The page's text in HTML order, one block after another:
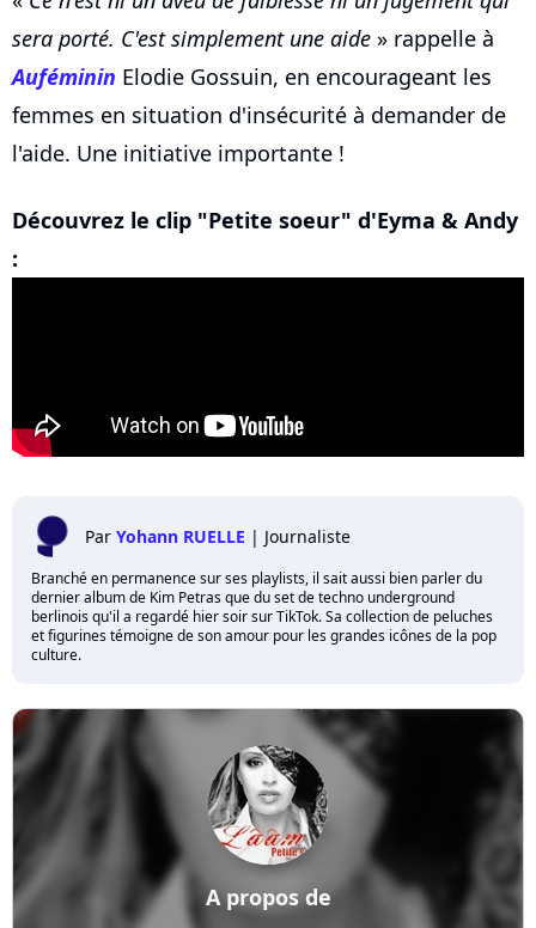
sera porté. C'est simplement une aide » rappelle à
Auféminin Elodie Gossuin, en encourageant les
femmes en situation d'insécurité à demander de
l'aide. Une initiative importante !
Découvrez le clip "Petite soeur" d'Eyma & Andy
:
Par Yohann RUELLE | Journaliste
Branché en permanence sur ses playlists, il sait aussi bien parler du
dernier album de Kim Petras que du set de techno underground
berlinois qu'il a regardé hier soir sur TikTok. Sa collection de peluches
et figurines témoigne de son amour pour les grandes icônes de la pop
culture.
A propos de